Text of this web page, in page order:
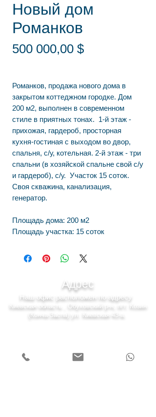
Новый дом
Романков
500 000,00 $Цена
Романков, продажа нового дома в
закрытом коттеджном городке. Дом
200 м2, выполнен в современном
стиле в приятных тонах. 1-й этаж -
прихожая, гардероб, просторная
кухня-гостиная с выходом во двор,
спальня, с/у, котельная. 2-й этаж - три
спальни (в хозяйской спальне свой с/у
и гардероб), с/у. Участок 15 соток.
Своя скважина, канализация,
генератор.
Площадь дома: 200 м2
Площадь участка: 15 соток
Адрес
Наш офис расположен по адресу
Киевская область , Обуховский р-н, пгт. Козин
(Конча-Заспа) ул. Киевская 43-а.